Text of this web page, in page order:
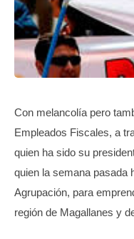
TRANSPARENCIA
Con melancolía pero
Empleados Fiscales, a
quien ha sido su
quien la semana pasada
Agrupación, para
región de Magallanes y